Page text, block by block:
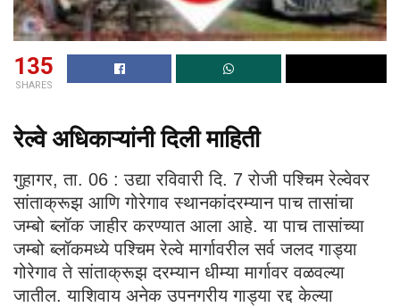
135
SHARES
रेल्वे अधिकाऱ्यांनी दिली माहिती
गुहागर, ता. 06 : उद्या रविवारी दि. 7 रोजी पश्चिम रेल्वेवर
सांताक्रूझ आणि गोरेगाव स्थानकांदरम्यान पाच तासांचा
जम्बो ब्लॉक जाहीर करण्यात आला आहे. या पाच तासांच्या
जम्बो ब्लॉकमध्ये पश्चिम रेल्वे मार्गावरील सर्व जलद गाड्या
गोरेगाव ते सांताक्रूझ दरम्यान धीम्या मार्गावर वळवल्या
जातील. याशिवाय अनेक उपनगरीय गाड्या रद्द केल्या